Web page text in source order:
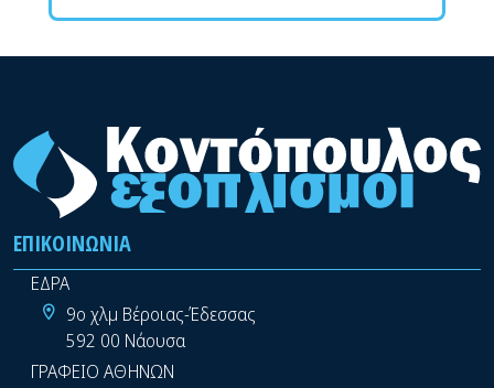
ΕΠΙΚΟΙΝΩΝΊΑ
ΕΔΡΑ
9ο χλμ Βέροιας-Έδεσσας
592 00 Νάουσα
ΓΡΑΦΕΙΟ ΑΘΗΝΩΝ